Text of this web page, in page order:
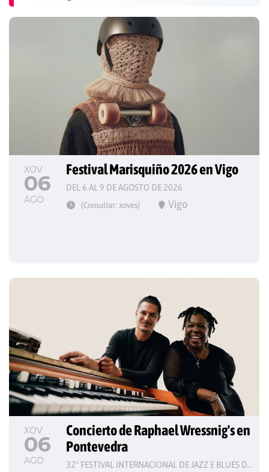
XOV
06
AGO
Festival Marisquiño 2026 en Vigo
DEL 6 AL 9 DE AGOSTO DE 2026
(Consultar: xoves) Vigo
XOV
06
AGO
Concierto de Raphael Wressnig's en
Pontevedra
32º FESTIVAL INTERNACIONAL DE JAZZ E BLUES DE PONTEVEDRA